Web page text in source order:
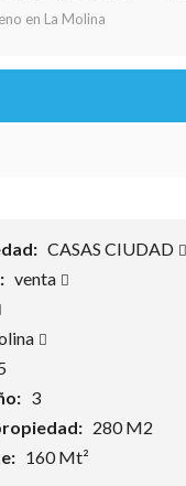
en La Molina
CASAS CIUDAD
venta
3
280 M2
160 Mt²